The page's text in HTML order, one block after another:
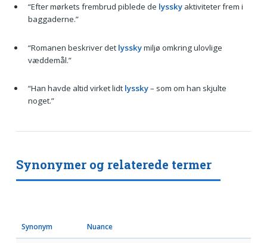
“Efter mørkets frembrud piblede de lysskyaktiviteter frem i
baggaderne.”
“Romanen beskriver det lysskymiljø omkring ulovlige
væddemål.”
“Han havde altid virket lidt lyssky– som om han skjulte
noget.”
Synonymer og relaterede termer
Synonym Nuance